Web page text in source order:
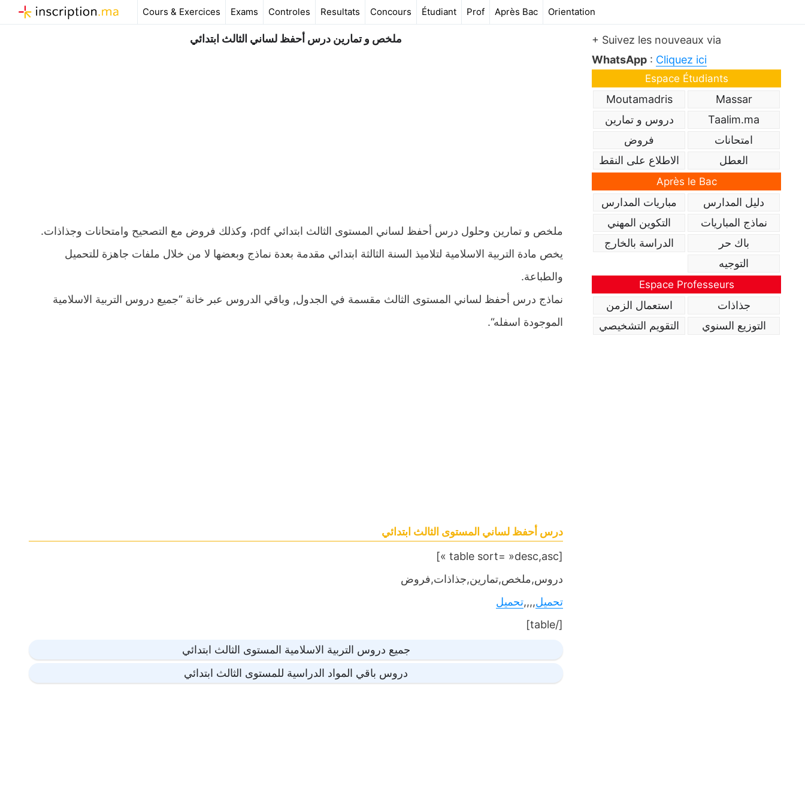
au
Cours & Exercices Exams Controles Resultats Concours Étudiant Prof Après Bac Orientation
ملخص و تمارين درس أحفظ لساني الثالث ابتدائي
ملخص و تمارين وحلول درس أحفظ لساني المستوى الثالث ابتدائي pdf، وكذلك فروض مع التصحيح وامتحانات وجذاذات.
يخص مادة التربية الاسلامية لتلاميذ السنة الثالثة ابتدائي مقدمة بعدة نماذج وبعضها لا من خلال ملفات جاهزة للتحميل
والطباعة.
نماذج درس أحفظ لساني المستوى الثالث مقسمة في الجدول, وباقي الدروس عبر خانة “جميع دروس التربية الاسلامية
الموجودة اسفله“.
درس أحفظ لساني المستوى الثالث ابتدائي
[table sort= »desc,asc »]
دروس,ملخص,تمارين,جذاذات,فروض
تحميل,,,,تحميل
[/table]
جميع دروس التربية الاسلامية المستوى الثالث ابتدائي
دروس باقي المواد الدراسية للمستوى الثالث ابتدائي
+ Suivez les nouveaux via
WhatsApp : Cliquez ici
Espace Étudiants
Massar
Moutamadris
Taalim.ma
دروس و تمارين
امتحانات
فروض
العطل
الاطلاع على النقط
Après le Bac
دليل المدارس
مباريات المدارس
نماذج المباريات
التكوين المهني
باك حر
الدراسة بالخارج
التوجيه
Espace Professeurs
جذاذات
استعمال الزمن
التوزيع السنوي
التقويم التشخيصي